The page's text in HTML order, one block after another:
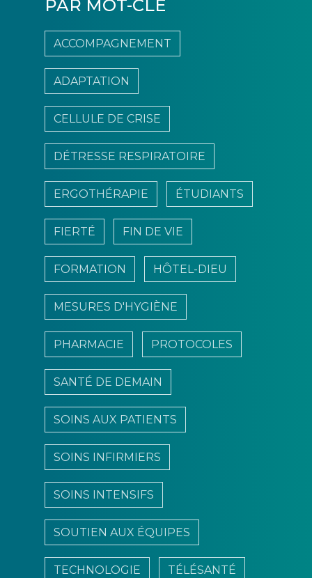
PAR MOT-CLÉ
ACCOMPAGNEMENT
ADAPTATION
CELLULE DE CRISE
DÉTRESSE RESPIRATOIRE
ERGOTHÉRAPIE ÉTUDIANTS
FIERTÉ FIN DE VIE
FORMATION HÔTEL-DIEU
MESURES D'HYGIÈNE
PHARMACIE PROTOCOLES
SANTÉ DE DEMAIN
SOINS AUX PATIENTS
SOINS INFIRMIERS
SOINS INTENSIFS
SOUTIEN AUX ÉQUIPES
TECHNOLOGIE TÉLÉSANTÉ